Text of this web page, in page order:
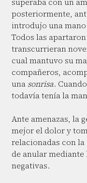
superaba con un
posteriormente,
introdujo una
Todos las
transcurrieran
cual mantuvo su
compañeros,
una sonrisa.
todavía tenía la
Ante amenazas, la
mejor el dolor y
relacionadas con la
de anular
negativas.